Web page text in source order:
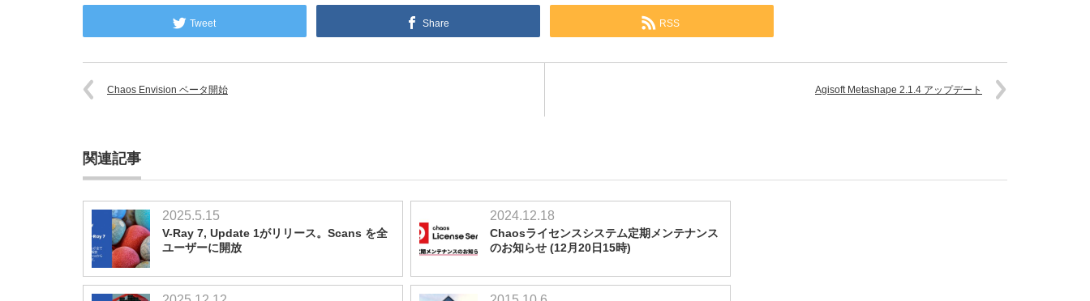
Tweet Share RSS
Chaos Envision ベータ開始 Agisoft Metashape 2.1.4 アップデート
関連記事
2025.5.15
V-Ray 7, Update 1がリリース。Scans を全
ユーザーに開放
2024.12.18
Chaosライセンスシステム定期メンテナンス
のお知らせ (12月20日15時)